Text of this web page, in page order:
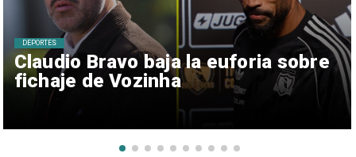
Claudio Bravo baja la euforia sobre
fichaje de Vozinha
DEPORTES